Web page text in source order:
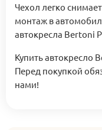
Чехол легко
монтаж в
автокресла Bertoni
Купить автокресло
Перед покупкой
нами!